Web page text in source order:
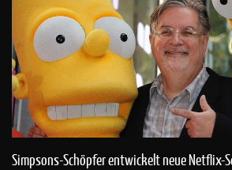
Simpsons-Schöpfer entwickelt neue Netflix-